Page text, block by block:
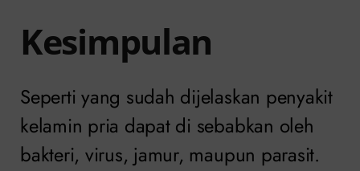
Kesimpulan
Seperti yang sudah dijelaskan penyakit
kelamin pria dapat di sebabkan oleh
bakteri, virus, jamur, maupun parasit.